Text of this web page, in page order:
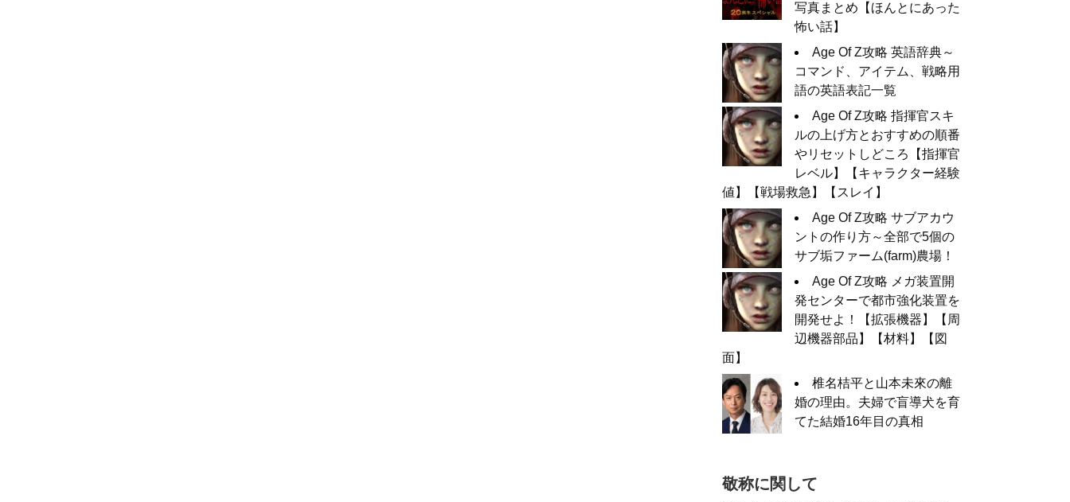
写真まとめ【ほんとにあった
怖い話】
Age Of Z攻略 英語辞典～
コマンド、アイテム、戦略用
語の英語表記一覧
Age Of Z攻略 指揮官スキ
ルの上げ方とおすすめの順番
やリセットしどころ【指揮官
レベル】【キャラクター経験
値】【戦場救急】【スレイ】
Age Of Z攻略 サブアカウ
ントの作り方～全部で5個の
サブ垢ファーム(farm)農場！
Age Of Z攻略 メガ装置開
発センターで都市強化装置を
開発せよ！【拡張機器】【周
辺機器部品】【材料】【図
面】
椎名桔平と山本未來の離
婚の理由。夫婦で盲導犬を育
てた結婚16年目の真相
敬称に関して